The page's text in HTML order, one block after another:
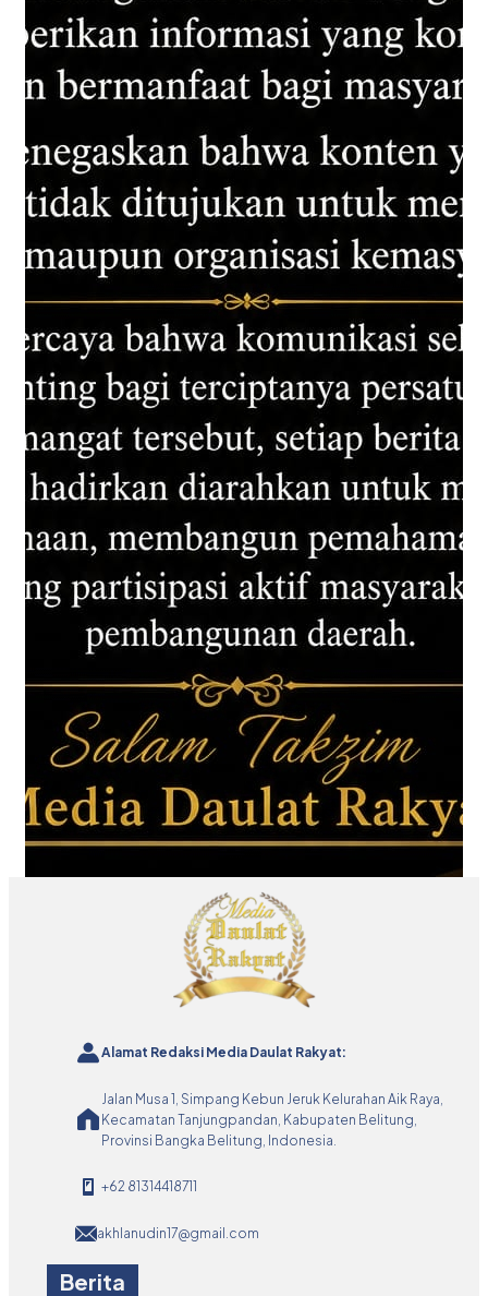
Alamat Redaksi Media Daulat Rakyat:
Jalan Musa 1, Simpang Kebun Jeruk Kelurahan Aik Raya,
Kecamatan Tanjungpandan, Kabupaten Belitung,
Provinsi Bangka Belitung, Indonesia.
+62 81314418711
akhlanudin17@gmail.com
Berita